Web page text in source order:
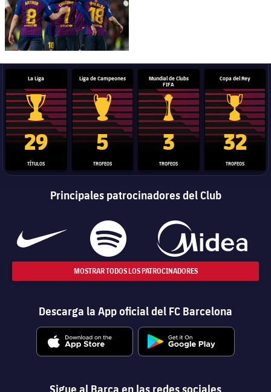
La Liga
Trofeo de La Liga
29
TÍTULOS
Liga de Campeones
Trofeo de la Liga de Campeones
5
TROFEOS
Mundial de Clubs
FIFA
Trofeo del Mundial de
3
TROFEOS
Copa del Rey
Copa del
32
TROFEOS
Principales patrocinadores del Club
MOSTRAR TODOS LOS PATROCINADORES
Descarga la App oficial del FC Barcelona
Sigue al Barça en las redes sociales